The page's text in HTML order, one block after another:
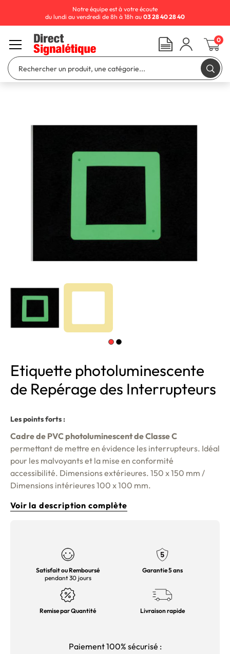
Etiquette photoluminescente
de Repérage des Interrupteurs
Les points forts :
Cadre de PVC photoluminescent de Classe C
permettant de mettre en évidence les interrupteurs. Idéal
pour les malvoyants et la mise en conformité
accessibilité. Dimensions extérieures. 150 x 150 mm /
Dimensions intérieures 100 x 100 mm.
Voir la description complète
Satisfait ou Remboursé
pendant 30 jours
Garantie 5 ans
Remise par Quantité Livraison rapide
Paiement 100% sécurisé :
Notre équipe est à votre écoute
du lundi au vendredi de 8h à 18h au 03 28 40 28 40
0